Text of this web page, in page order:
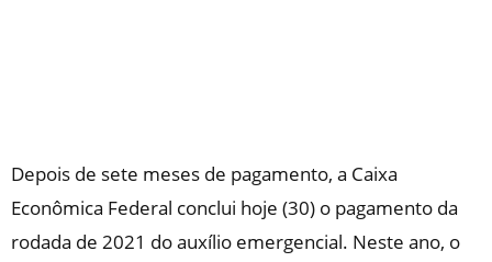
Depois de sete meses de pagamento, a Caixa
Econômica Federal conclui hoje (30) o pagamento da
rodada de 2021 do auxílio emergencial. Neste ano, o